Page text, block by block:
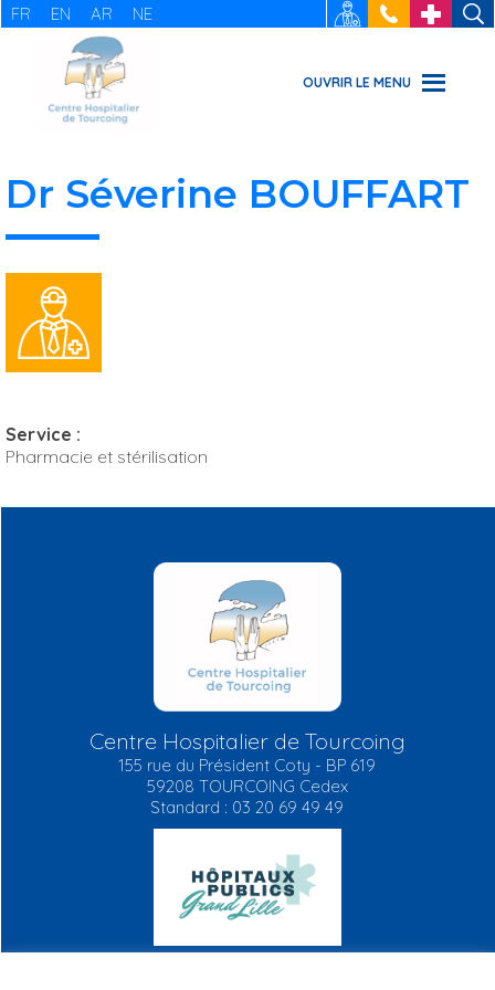
FR EN AR NE RECRUTEMENT
: 03 20 69
49 49
URGENCES
OUVRIR LE MENU
Dr Séverine BOUFFART
Service :
Pharmacie et stérilisation
Centre Hospitalier de Tourcoing
155 rue du Président Coty - BP 619
59208 TOURCOING Cedex
Standard : 03 20 69 49 49